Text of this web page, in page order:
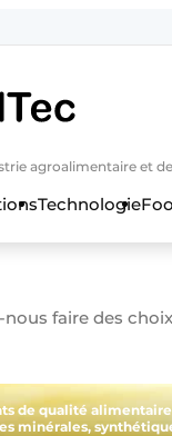
votre offre d’emploi
agroalimentaire et
Technologie
nous faire des
de qualité
minérales,